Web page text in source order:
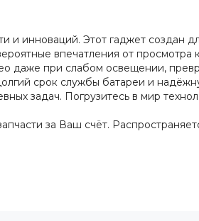
инноваций. Этот гаджет создан
впечатления от
даже при слабом освещении,
срок службы батареи и
задач. Погрузитесь в мир
за Ваш счёт.